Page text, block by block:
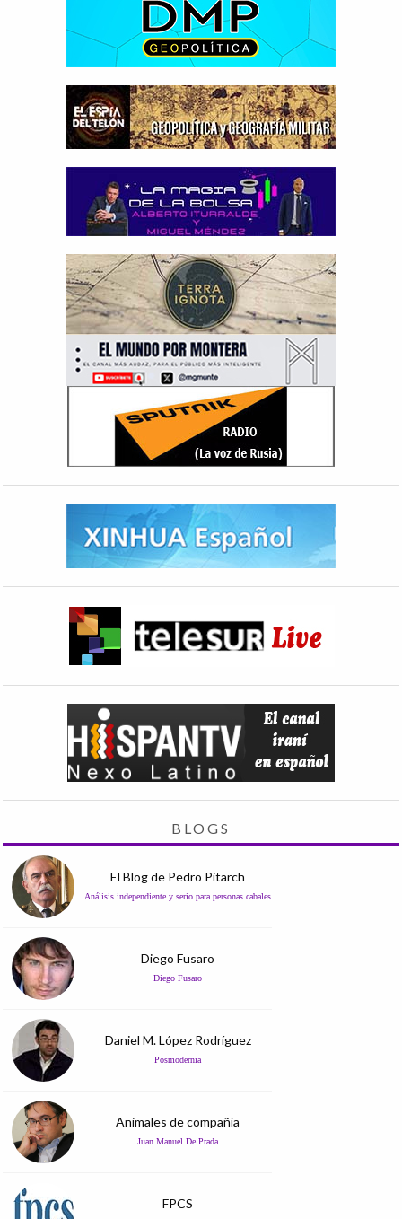
BLOGS
El Blog de Pedro Pitarch
Análisis independiente y serio para personas cabales
Diego Fusaro
Diego Fusaro
Daniel M. López Rodríguez
Posmodernia
Animales de compañía
Juan Manuel De Prada
FPCS